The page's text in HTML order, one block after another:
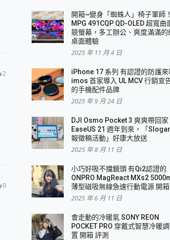
2
0
開箱~變身「蜘蛛人」椅子軍師
MPG 491CQP QD-OLED 超寬曲
競螢幕，多工辦公、爽度滿滿的
桌面體驗
2025 年 11 月 4 日
iPhone 17 系列 有認證的防護來
imos 首家導入 UL MCV 行銷宣
的手機配件品牌
2025 年 9 月 24 日
DJI Osmo Pocket 3 爽爽帶回家
EaseUS 21 週年到來，「
報徵稿活動」好康大放送
2025 年 8 月 11 日
小巧好吸不擋鏡頭 有Qi2認證的
ONPRO MagReact MXs2
薄型磁吸無線急速行動電源 開
2025 年 6 月 11 日
會走動的冷暖氣 SONY REON
POCKET PRO 穿戴式智慧冷暖
置 開箱 評測